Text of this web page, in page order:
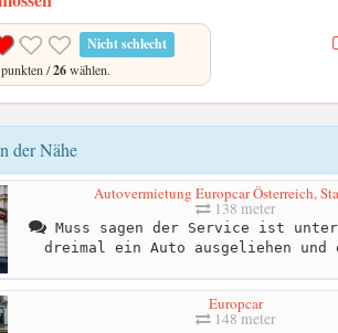
Nicht schlecht
/26wählen.
der Nähe
Autovermietung Europcar Österreich,
138 meter
Muss sagen der Service ist
dreimal ein Auto ausgeliehen
Europcar
148 meter